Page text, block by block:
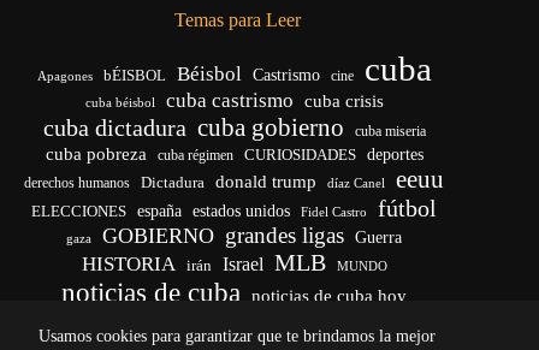
Usamos cookies para garantizar que te brindamos la mejor
Temas para Leer
Apagones bÉISBOL Béisbol Castrismo cine cuba
cuba béisbol cuba castrismo cuba crisis
cuba dictadura cuba gobierno cuba miseria
cuba pobreza cuba régimen CURIOSIDADES deportes
derechos humanos Dictadura donald trump díaz Canel eeuu
ELECCIONES españa estados unidos Fidel Castro fútbol
gaza GOBIERNO grandes ligas Guerra
HISTORIA irán Israel MLB MUNDO
noticias de cuba
noticias de cuba hoy
vida yankees